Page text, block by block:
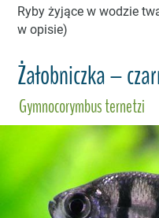
Ryby żyjące w wodzie
w opisie)
Żałobniczka –
Gymnocorymbus ternetzi